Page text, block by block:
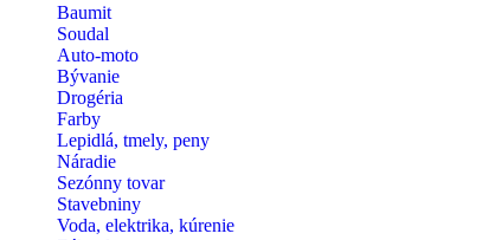
Baumit
Soudal
Auto-moto
Bývanie
Drogéria
Farby
Lepidlá, tmely, peny
Náradie
Sezónny tovar
Stavebniny
Voda, elektrika, kúrenie